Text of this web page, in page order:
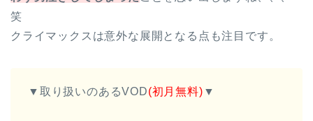
笑
クライマックスは意外な展開となる点も注目です。
▼取り扱いのあるVOD(初月無料) ▼